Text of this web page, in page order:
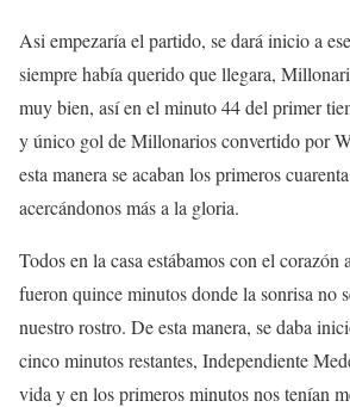
Asi empezaría el partido, se dará inicio a
siempre había querido que llegara,
muy bien, así en el minuto 44 del primer
y único gol de Millonarios convertido por
esta manera se acaban los primeros
acercándonos más a la gloria.
Todos en la casa estábamos con el corazón
fueron quince minutos donde la sonrisa no
nuestro rostro. De esta manera, se daba
cinco minutos restantes, Independiente
vida y en los primeros minutos nos tenían